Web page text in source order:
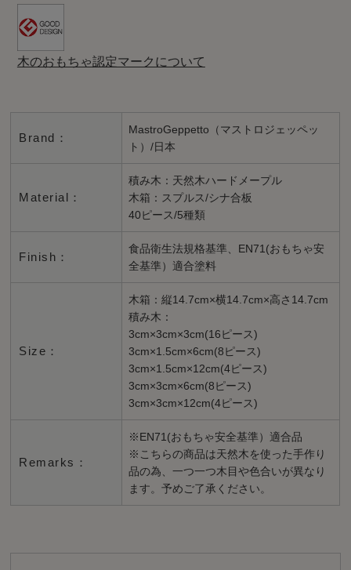
木のおもちゃ認定マークについて
Brand：
MastroGeppetto（マストロジェッペッ
ト）/日本
Material：
積み木：天然木ハードメープル
木箱：スプルス/シナ合板
40ピース/5種類
Finish：
食品衛生法規格基準、EN71(おもちゃ安
全基準）適合塗料
Size：
木箱：縦14.7cm×横14.7cm×高さ14.7cm
積み木：
3cm×3cm×3cm(16ピース)
3cm×1.5cm×6cm(8ピース)
3cm×1.5cm×12cm(4ピース)
3cm×3cm×6cm(8ピース)
3cm×3cm×12cm(4ピース)
Remarks：
※EN71(おもちゃ安全基準）適合品
※こちらの商品は天然木を使った手作り
品の為、一つ一つ木目や色合いが異なり
ます。予めご了承ください。